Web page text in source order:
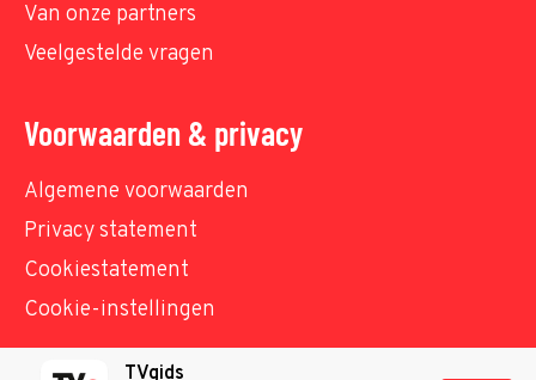
Van onze partners
Veelgestelde vragen
Voorwaarden & privacy
Algemene voorwaarden
Privacy statement
Cookiestatement
Cookie-instellingen
TVgids